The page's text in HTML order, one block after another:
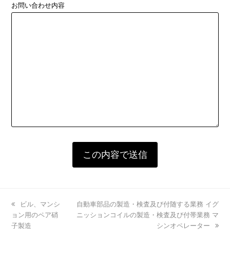
お問い合わせ内容
previous
post:
ビル、マンシ
ョン用のペア硝
子製造
next
post:
自動車部品の製造・検査及び付随する業務 イグ
ニッションコイルの製造・検査及び付帯業務 マ
シンオペレーター